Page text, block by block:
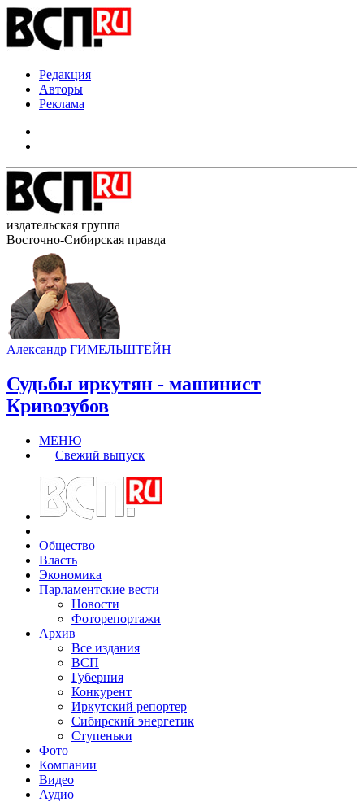
Редакция
Авторы
Реклама
издательская группа
Восточно-Сибирская правда
Александр ГИМЕЛЬШТЕЙН
Судьбы иркутян - машинист
Кривозубов
МЕНЮ
Свежий выпуск
Общество
Власть
Экономика
Парламентские вести
Новости
Фоторепортажи
Архив
Все издания
ВСП
Губерния
Конкурент
Иркутский репортер
Сибирский энергетик
Ступеньки
Фото
Компании
Видео
Аудио